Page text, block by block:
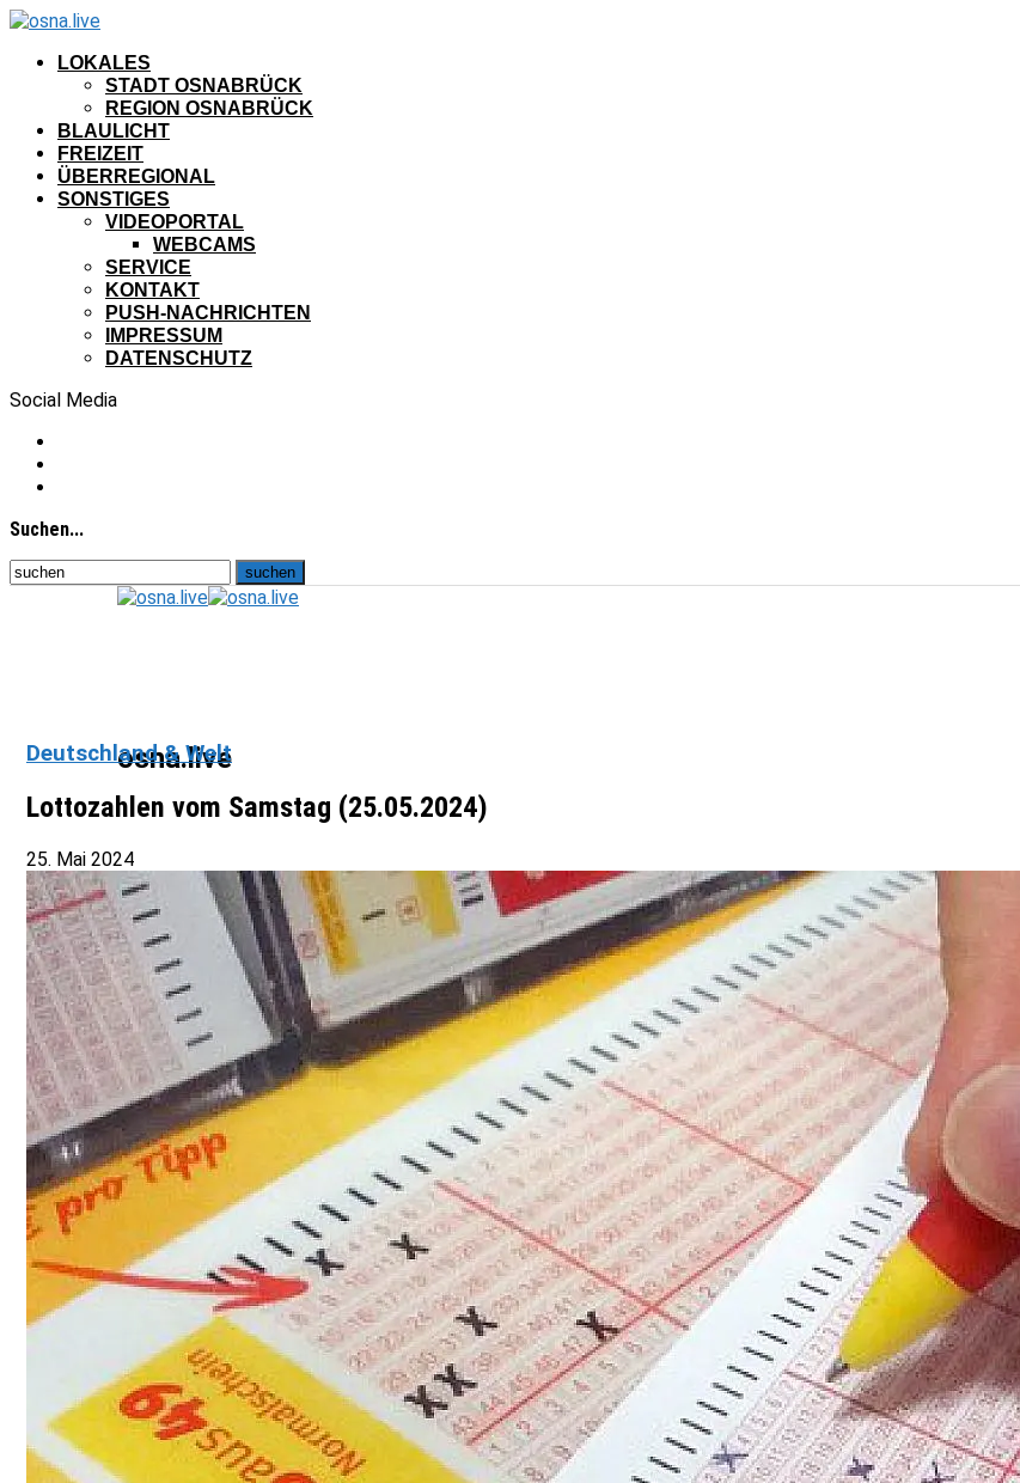
LOKALES
STADT OSNABRÜCK
REGION OSNABRÜCK
BLAULICHT
FREIZEIT
ÜBERREGIONAL
SONSTIGES
VIDEOPORTAL
WEBCAMS
SERVICE
KONTAKT
PUSH-NACHRICHTEN
IMPRESSUM
DATENSCHUTZ
Social Media
Suchen...
osna.live
Deutschland & Welt
Lottozahlen vom Samstag (25.05.2024)
25. Mai 2024